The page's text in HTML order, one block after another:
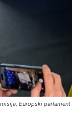
Europski